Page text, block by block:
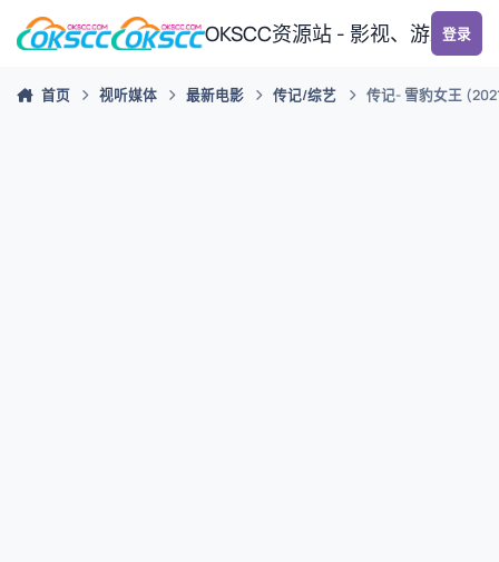
跳转到帖子
OKSCC资源站 - 影视、游戏、
登录
首页 视听媒体 最新电影 传记/综艺 传记- 雪豹女王